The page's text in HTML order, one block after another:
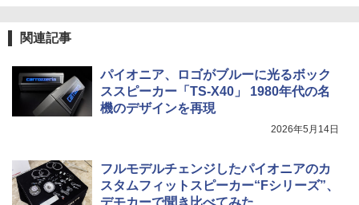
関連記事
パイオニア、ロゴがブルーに光るボック
ススピーカー「TS-X40」 1980年代の名
機のデザインを再現
2026年5月14日
フルモデルチェンジしたパイオニアのカ
スタムフィットスピーカー“Fシリーズ”、
デモカーで聞き比べてみた